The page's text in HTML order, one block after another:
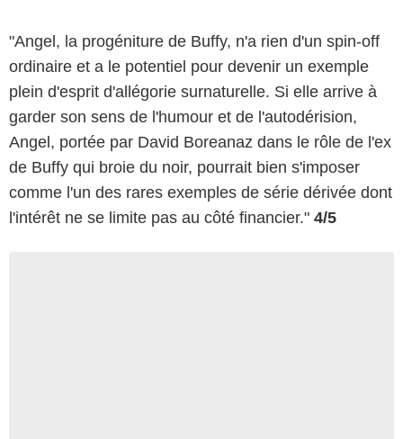
"Angel, la progéniture de Buffy, n'a rien d'un spin-off
ordinaire et a le potentiel pour devenir un exemple
plein d'esprit d'allégorie surnaturelle. Si elle arrive à
garder son sens de l'humour et de l'autodérision,
Angel, portée par David Boreanaz dans le rôle de l'ex
de Buffy qui broie du noir, pourrait bien s'imposer
comme l'un des rares exemples de série dérivée dont
l'intérêt ne se limite pas au côté financier." 4/5